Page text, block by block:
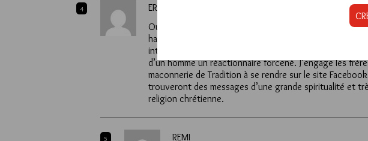
4 ERGIEF
Outre le fait qu’il soit un auteur maconnique réputé,
haut niveau. Etre aussi Patriarche de l’Eglise de Saint
intégriste sauf à prétendre qu’être croyant, pratiquant
d’un homme un réactionnaire forcené. J’engage les
maconnerie de Tradition à se rendre sur le site
trouveront des messages d’une grande spiritualité et
religion chrétienne.
5 REMI